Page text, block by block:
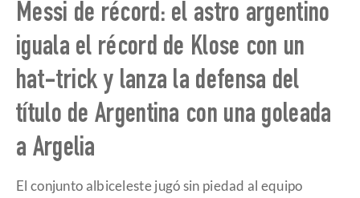
Messi de récord: el astro argentino
iguala el récord de Klose con un
hat-trick y lanza la defensa del
título de Argentina con una goleada
a Argelia
El conjunto albiceleste jugó sin piedad al equipo